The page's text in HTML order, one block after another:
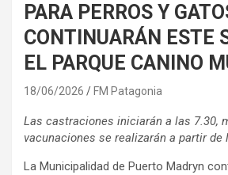
PARA PERROS Y
CONTINUARÁN ESTE
EL PARQUE CANINO
18/06/2026 FM Patagonia
Las castraciones iniciarán a las 7.30,
vacunaciones se realizarán a partir de
La Municipalidad de Puerto Madryn